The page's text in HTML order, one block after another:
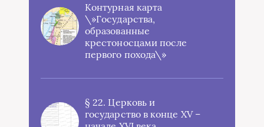
Контурная карта
\»Государства,
образованные
крестоносцами после
первого похода\»
§ 22. Церковь и
государство в конце XV –